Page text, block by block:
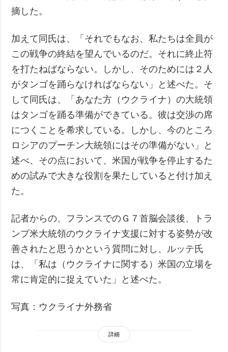
摘した。
加えて同氏は、「それでもなお、私たちは全員が
この戦争の終結を望んでいるのだ。それに終止符
を打たねばならない。しかし、そのためには２人
がタンゴを踊らなければならない」と述べた。そ
して同氏は、「あなた方（ウクライナ）の大統領
はタンゴを踊る準備ができている。彼は交渉の席
につくことを希求している。しかし、今のところ
ロシアのプーチン大統領にはその準備がない」と
述べ、その点において、米国が戦争を停止するた
めの試みで大きな役割を果たしていると付け加え
た。
記者からの、フランスでのＧ７首脳会談後、トラ
ンプ米大統領のウクライナ支援に対する姿勢が改
善されたと思うかという質問に対し、ルッテ氏
は、「私は（ウクライナに関する）米国の立場を
常に肯定的に捉えていた」と述べた。
写真：ウクライナ外務省
詳細